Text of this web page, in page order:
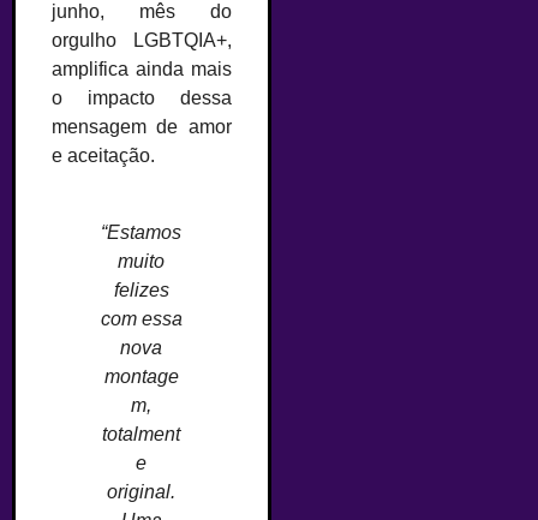
junho, mês do
orgulho LGBTQIA+,
amplifica ainda mais
o impacto dessa
mensagem de amor
e aceitação.
“Estamos
muito
felizes
com essa
nova
montage
m,
totalment
e
original.